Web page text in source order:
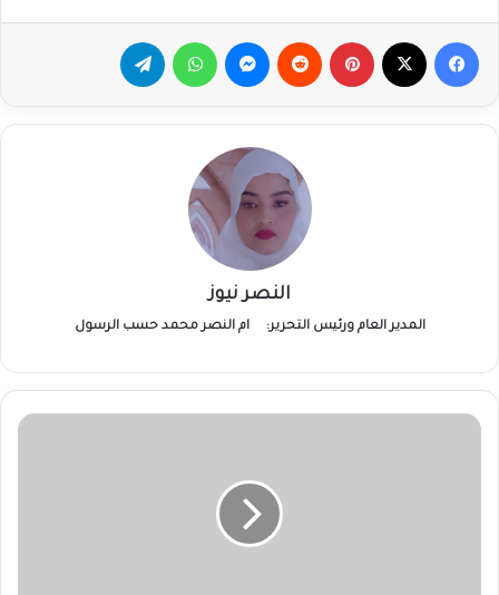
فيسبوك بينتيريست ماسنجر واتساب
النصر نيوز
المدير العام ورئيس التحرير: ام النصر محمد حسب الرسول
المحكمة